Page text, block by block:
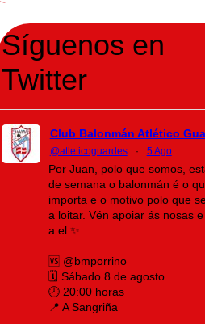
Síguenos en
Twitter
Club Balonmán Atlético
@atleticoguardes · 5 Ago
Por Juan, polo que somos,
de semana o balonmán é o
importa e o motivo polo que
a loitar. Vén apoiar ás nosas
a el ✨
🆚 @bmporrino
🗓️ Sábado 8 de agosto
🕗 20:00 horas
📍 A Sangriña